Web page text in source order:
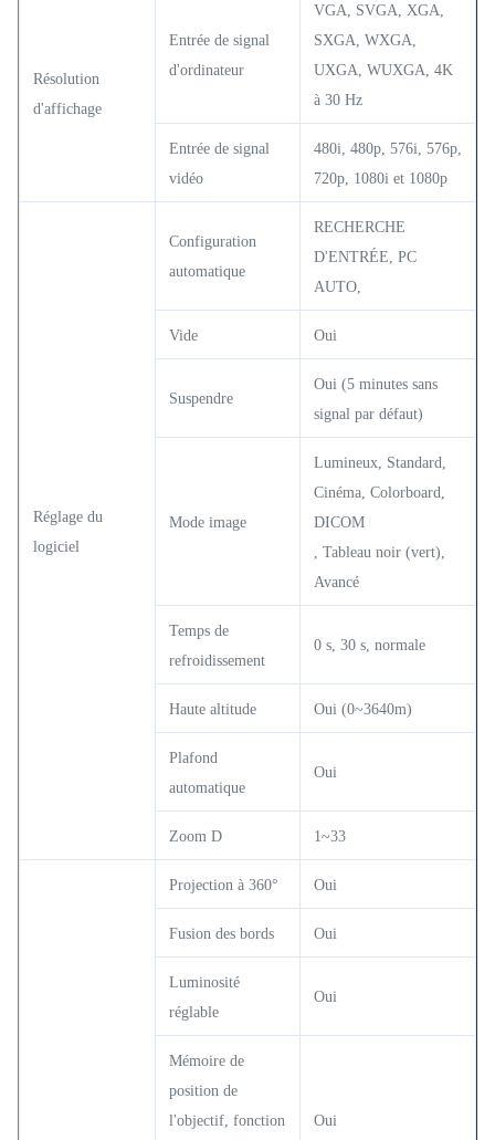
Résolution
d'affichage
Entrée de signal
d'ordinateur
VGA, SVGA, XGA,
SXGA, WXGA,
UXGA, WUXGA, 4K
à 30 Hz
Entrée de signal
vidéo
480i, 480p, 576i, 576p,
720p, 1080i et 1080p
Réglage du
logiciel
Configuration
automatique
RECHERCHE
D'ENTRÉE, PC
AUTO,
Vide Oui
Suspendre
Oui (5 minutes sans
signal par défaut)
Mode image
Lumineux, Standard,
Cinéma, Colorboard,
DICOM
, Tableau noir (vert),
Avancé
Temps de
refroidissement
0 s, 30 s, normale
Haute altitude Oui (0~3640m)
Plafond
automatique
Oui
Zoom D 1~33
Projection à 360° Oui
Fusion des bords Oui
Luminosité
réglable
Oui
Mémoire de
position de
l'objectif, fonction
Oui